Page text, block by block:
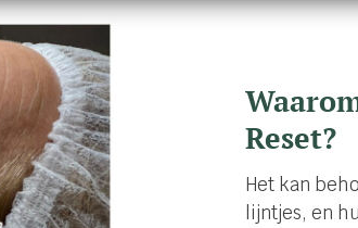
Reset?
Het kan
lijntjes, en